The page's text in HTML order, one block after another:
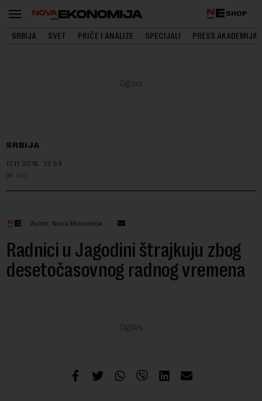
SHOP
SRBIJA SVET PRIČE I ANALIZE SPECIJALI PRESS AKADEMIJA
SRBIJA
17.11.2015. 13:59
Blic
Autor: Nova Ekonomija
Radnici u Jagodini štrajkuju zbog
desetočasovnog radnog vremena